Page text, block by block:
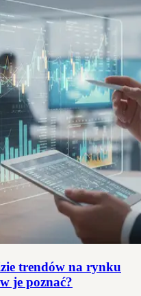
trendów na rynku
je poznać?